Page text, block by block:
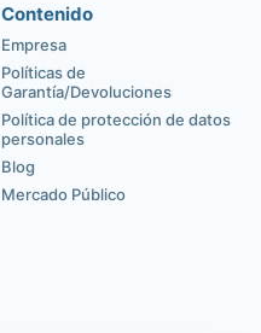
Contenido
Empresa
Políticas de
Garantía/Devoluciones
Política de protección de datos
personales
Blog
Mercado Público